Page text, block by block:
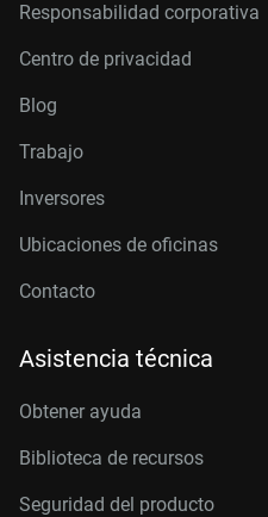
Responsabilidad corporativa
Centro de privacidad
Blog
Trabajo
Inversores
Ubicaciones de oficinas
Contacto
Asistencia técnica
Obtener ayuda
Biblioteca de recursos
Seguridad del producto